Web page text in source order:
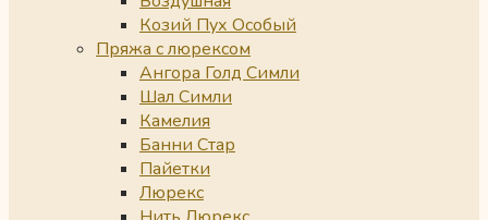
Козий Пух Особый
Пряжа с люрексом
Ангора Голд Симли
Шал Симли
Камелия
Банни Стар
Пайетки
Люрекс